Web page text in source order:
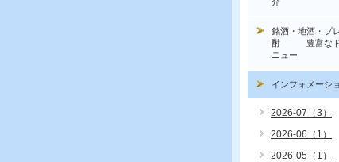
銘酒・地酒・プ
酎 豊富なド
ニュー
インフォメーシ
2026-07（3）
2026-06（1）
2026-05（1）